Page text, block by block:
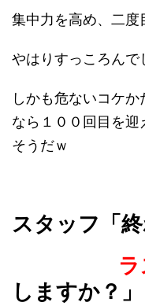
集中力を高め、二度
やはりすっころんで
しかも危ないコケ
なら１００回目を迎
そうだｗ
スタッフ「
しますか？」